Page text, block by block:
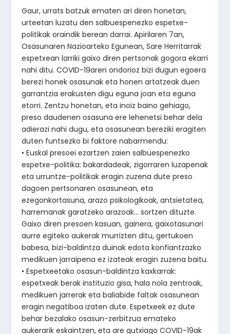
Gaur, urrats batzuk ematen ari diren honetan,
urteetan luzatu den salbuespenezko espetxe-
politikak oraindik berean darrai. Apirilaren 7an,
Osasunaren Nazioarteko Egunean, Sare Herritarrak
espetxean larriki gaixo diren pertsonak gogora ekarri
nahi ditu. COVID-19aren ondorioz bizi dugun egoera
berezi honek osasunak eta honen artatzeak duen
garrantzia erakusten digu eguna joan eta eguna
etorri. Zentzu honetan, eta inoiz baino gehiago,
preso daudenen osasuna ere lehenetsi behar dela
adierazi nahi dugu, eta osasunean bereziki eragiten
duten funtsezko bi faktore nabarmendu:
• Euskal presoei ezartzen zaien salbuespenezko
espetxe-politika: bakardadeak, zigorraren luzapenak
eta urruntze-politikak eragin zuzena dute preso
dagoen pertsonaren osasunean, eta
ezegonkortasuna, arazo psikologikoak, antsietatea,
harremanak garatzeko arazoak… sortzen dituzte.
Gaixo diren presoen kasuan, gainera, gaixotasunari
aurre egiteko aukerak murrizten ditu, gertukoen
babesa, bizi-baldintza duinak edota konfiantzazko
medikuen jarraipena ez izateak eragin zuzena baitu.
• Espetxeetako osasun-baldintza kaxkarrak:
espetxeak berak instituzio gisa, hala nola zentroak,
medikuen jarrerak eta baliabide faltak osasunean
eragin negatiboa izaten dute. Espetxeek ez dute
behar bezalako osasun-zerbitzua emateko
aukerarik eskaintzen, eta are gutxiago COVID-19ak